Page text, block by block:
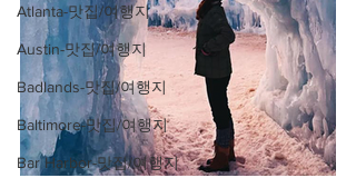
Atlanta-맛집/여행지
Austin-맛집/여행지
Badlands-맛집/여행지
Baltimore-맛집/여행지
Bar Harbor-맛집/여행지